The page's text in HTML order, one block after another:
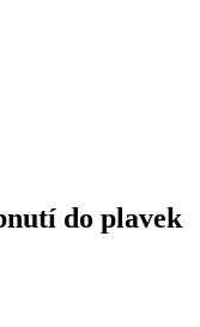
do plavek